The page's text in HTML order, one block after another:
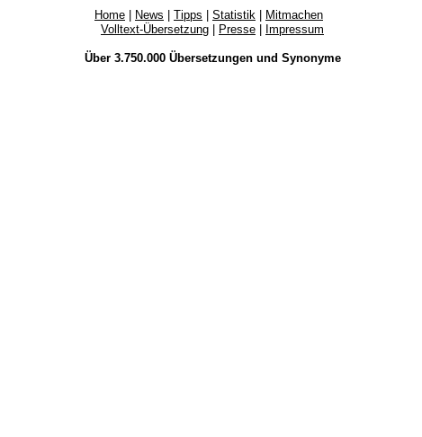
Home News Tipps Statistik
Mitmachen
Volltext-Übersetzung
Presse Impressum
Über 3.750.000 Übersetzungenund Synonyme